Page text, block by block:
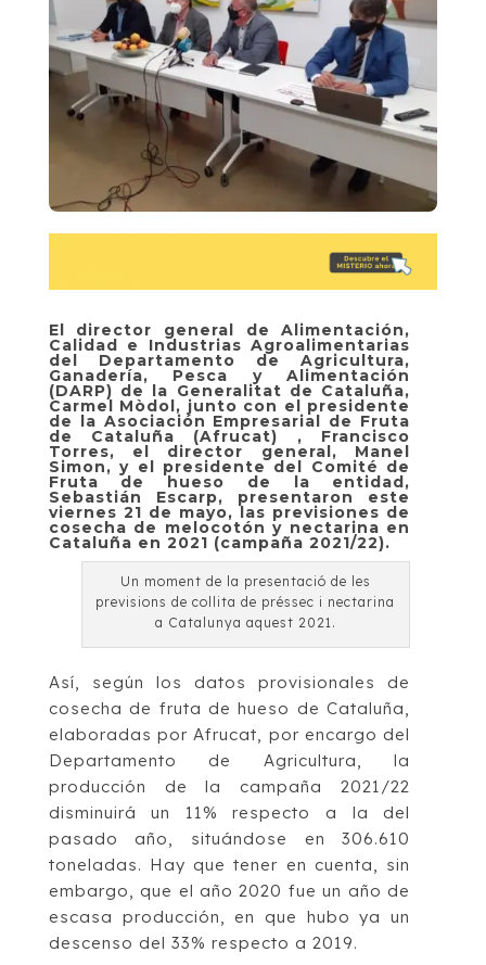
El director general de Alimentación,
Calidad e Industrias Agroalimentarias
del Departamento de Agricultura,
Ganadería, Pesca y Alimentación
(DARP) de la Generalitat de Cataluña,
Carmel Mòdol, junto con el presidente
de la Asociación Empresarial de Fruta
de Cataluña (Afrucat) , Francisco
Torres, el director general, Manel
Simon, y el presidente del Comité de
Fruta de hueso de la entidad,
Sebastián Escarp, presentaron este
viernes 21 de mayo, las previsiones de
cosecha de melocotón y nectarina en
Cataluña en 2021 (campaña 2021/22).
Un moment de la presentació de les
previsions de collita de préssec i nectarina
a Catalunya aquest 2021.
Así, según los datos provisionales de
cosecha de fruta de hueso de Cataluña,
elaboradas por Afrucat, por encargo del
Departamento de Agricultura, la
producción de la campaña 2021/22
disminuirá un 11% respecto a la del
pasado año, situándose en 306.610
toneladas. Hay que tener en cuenta, sin
embargo, que el año 2020 fue un año de
escasa producción, en que hubo ya un
descenso del 33% respecto a 2019.